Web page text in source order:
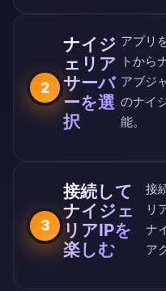
2
ナイジ
ェリア
サーバ
ーを選
択
アプリ
トから
アブジ
のナイ
能。
3
接続して
ナイジェ
リアIPを
楽しむ
接
リ
ナ
ア